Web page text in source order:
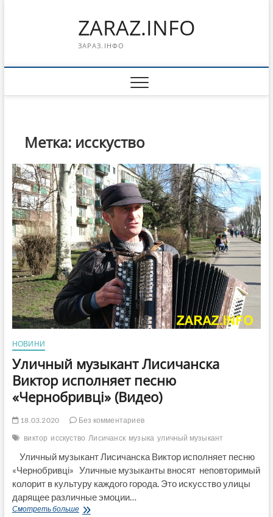
ZARAZ.INFO
ЗАРАЗ.ІНФО
Метка: исскуство
НОВИНИ
Уличный музыкант Лисичанска
Виктор исполняет песню
«Чернобривці» (Видео)
18.03.2020
Без комментариев
виктор исскуство Лисичанск музыка уличный музыкант
Уличный музыкант Лисичанска Виктор исполняет песню
«Чернобривці» Уличные музыканты вносят неповторимый
колорит в культуру каждого города. Это искусство улицы
дарящее различные эмоции…
Смотреть большеУличный